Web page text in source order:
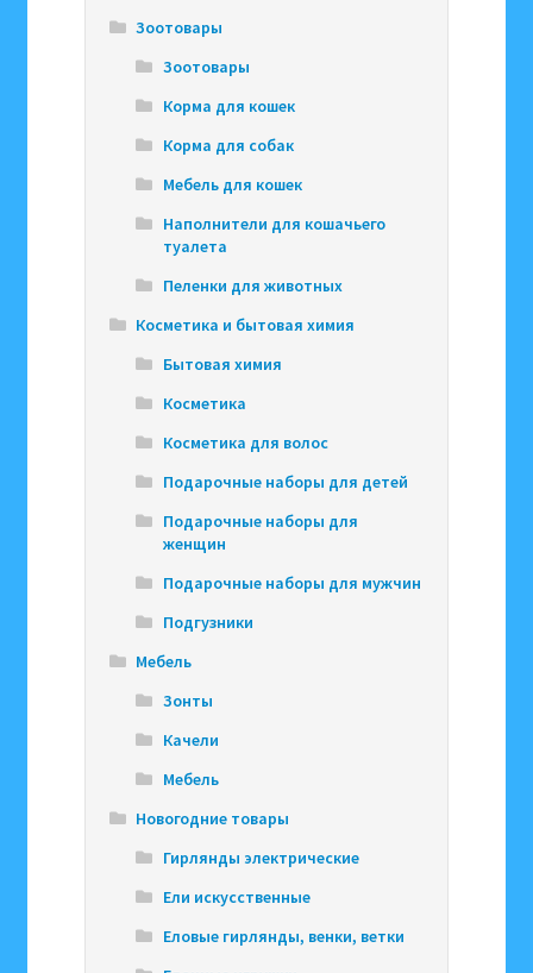
Зоотовары
Зоотовары
Корма для кошек
Корма для собак
Мебель для кошек
Наполнители для кошачьего
туалета
Пеленки для животных
Косметика и бытовая химия
Бытовая химия
Косметика
Косметика для волос
Подарочные наборы для детей
Подарочные наборы для
женщин
Подарочные наборы для мужчин
Подгузники
Мебель
Зонты
Качели
Мебель
Новогодние товары
Гирлянды электрические
Ели искусственные
Еловые гирлянды, венки, ветки